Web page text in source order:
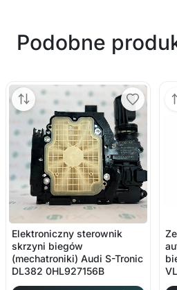
Podobne
Elektroniczny sterownik
skrzyni biegów
(mechatroniki) Audi S-Tronic
DL382 0HL927156B